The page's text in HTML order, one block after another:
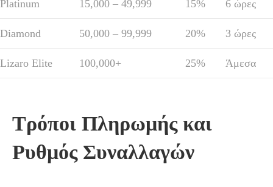
Platinum 15,000 – 49,999 15% 6 ώρες
Diamond 50,000 – 99,999 20% 3 ώρες
Lizaro Elite 100,000+ 25% Άμεσα
Τρόποι Πληρωμής και
Ρυθμός Συναλλαγών